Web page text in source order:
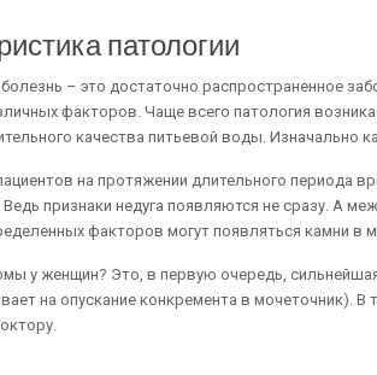
патологии
– это достаточно распространенное
факторов. Чаще всего патология
качества питьевой воды. Изначально
на протяжении длительного периода
признаки недуга появляются не сразу. А
факторов могут появляться камни в
у женщин? Это, в первую очередь,
на опускание конкремента в мочеточник). В